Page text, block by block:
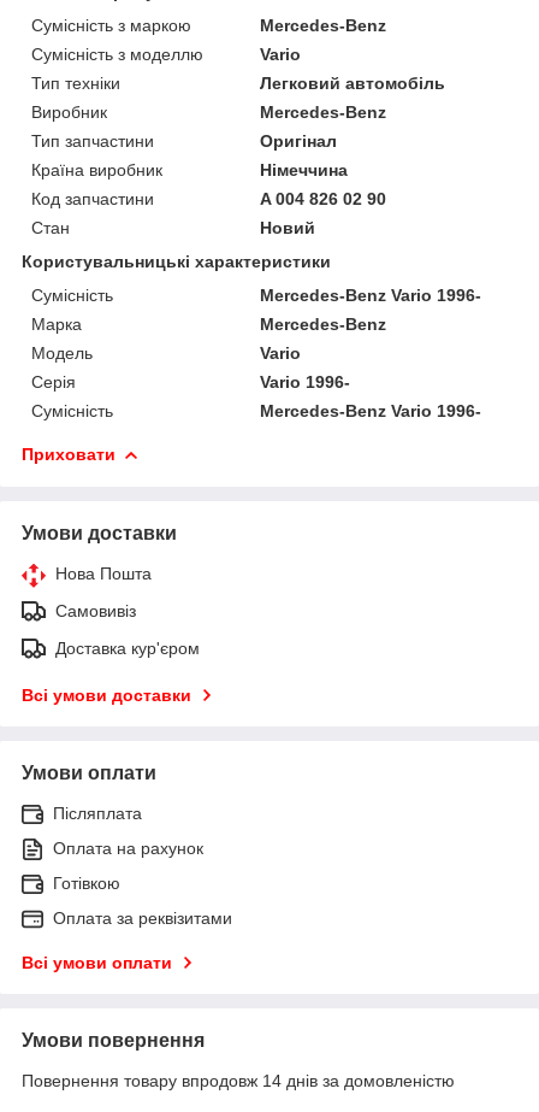
Сумісність з маркою
Mercedes-Benz
Сумісність з моделлю
Vario
Тип техніки
Легковий автомобіль
Виробник
Mercedes-Benz
Тип запчастини
Оригінал
Країна виробник
Німеччина
Код запчастини
A 004 826 02 90
Стан
Новий
Користувальницькі характеристики
Сумісність
Mercedes-Benz Vario 1996-
Марка
Mercedes-Benz
Модель
Vario
Серія
Vario 1996-
Сумісність
Mercedes-Benz Vario 1996-
Приховати
Умови доставки
Нова Пошта
Самовивіз
Доставка кур'єром
Всі умови доставки
Умови оплати
Післяплата
Оплата на рахунок
Готівкою
Оплата за реквізитами
Всі умови оплати
Умови повернення
Повернення товару впродовж 14 днів за домовленістю